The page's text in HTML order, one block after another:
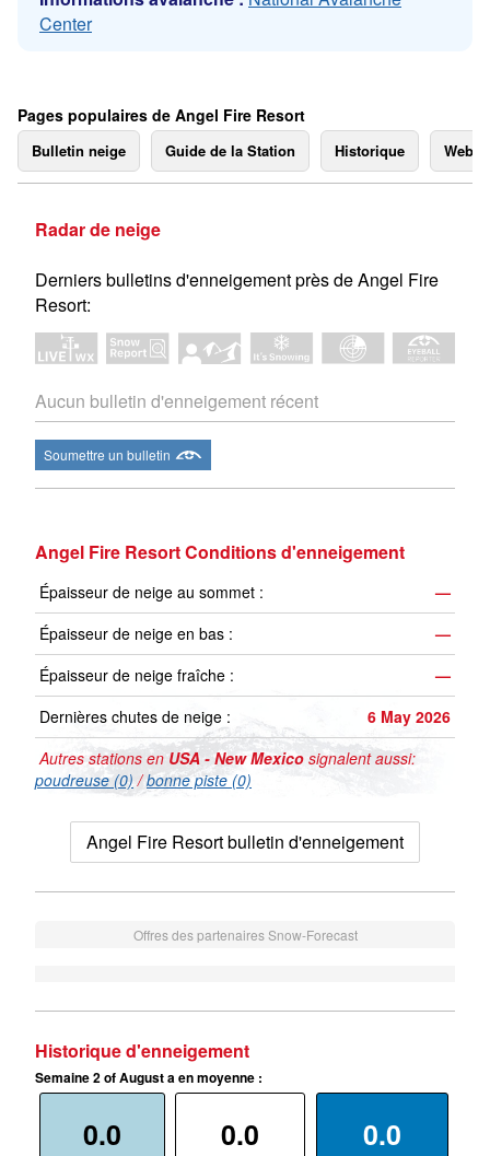
Center
Pages populaires de Angel Fire Resort
Bulletin neige Guide de la Station Historique
Radar de neige
Derniers bulletins d'enneigement près de Angel Fire
Resort:
Aucun bulletin d'enneigement récent
Soumettre un bulletin
Angel Fire Resort Conditions d'enneigement
Épaisseur de neige au sommet :
—
Épaisseur de neige en bas :
—
Épaisseur de neige fraîche :
—
Dernières chutes de neige :
6 May 2026
Autres stations en USA - New Mexico signalent aussi:
poudreuse (0) /bonne piste (0)
Angel Fire Resort bulletin d'enneigement
Offres des partenaires Snow-Forecast
Historique d'enneigement
Semaine 2 of August a en moyenne :
0.0 0.0 0.0